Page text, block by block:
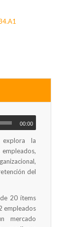
00:00
la
del
20 ítems
empleados
mercado